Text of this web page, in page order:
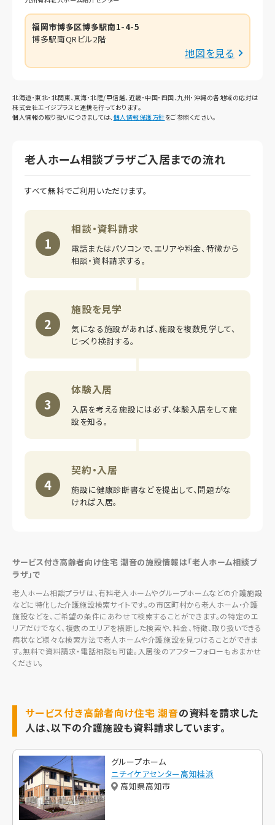
福岡市博多区博多駅南1-4-5
博多駅南QRビル2階
地図を見る
北海道・東北・北関東、東海・北陸/甲信越、近畿・中国・四国、九州・沖縄の各地域の応対は
株式会社エイジプラスと連携を行っております。
個人情報の取り扱いにつきましては、 個人情報保護方針をご参照ください。
老人ホーム相談プラザご入居までの流れ
すべて無料でご利用いただけます。
1
相談・資料請求
電話またはパソコンで、エリアや料金、特徴から
相談・資料請求する。
2
施設を見学
気になる施設があれば、施設を複数見学して、
じっくり検討する。
3
体験入居
入居を考える施設には必ず、体験入居をして施
設を知る。
4
契約・入居
施設に健康診断書などを提出して、問題がな
ければ入居。
サービス付き高齢者向け住宅 潮音の施設情報は「老人ホーム相談プ
ラザ」で
老人ホーム相談プラザは、有料老人ホームやグループホームなどの介護施設
などに特化した介護施設検索サイトです。の市区町村から老人ホーム・介護
施設などを、ご希望の条件にあわせて検索することができます。の特定のエ
リアだけでなく、複数のエリアを横断した検索や、料金、特徴、取り扱いできる
病状など様々な検索方法で老人ホームや介護施設を見つけることができま
す。無料で資料請求・電話相談も可能。入居後のアフターフォローもおまかせ
ください。
サービス付き高齢者向け住宅 潮音の資料を請求した
人は、以下の介護施設も資料請求しています。
グループホーム
ニチイケアセンター高知桂浜
高知県高知市